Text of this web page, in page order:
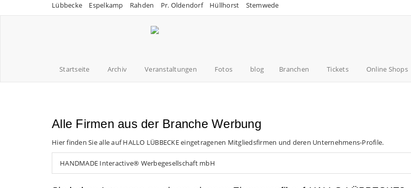
Lübbecke Espelkamp Rahden Pr. Oldendorf Hüllhorst Stemwede
Startseite Archiv Veranstaltungen Fotos blog Branchen Tickets Online Shops
Alle Firmen aus der Branche Werbung
Hier finden Sie alle auf HALLO LÜBBECKE eingetragenen Mitgliedsfirmen und deren Unternehmens-Profile.
HANDMADE Interactive® Werbegesellschaft mbH